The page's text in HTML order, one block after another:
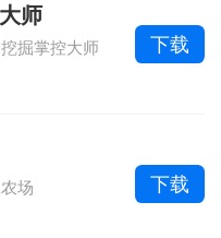
师
掘掌控大师 下载
场 下载